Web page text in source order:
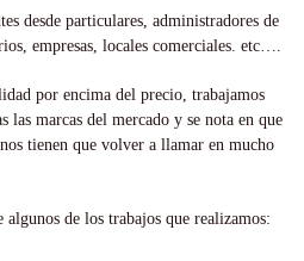
desde particulares, administradores de
empresas, locales comerciales. etc….
por encima del precio, trabajamos
las marcas del mercado y se nota en que
tienen que volver a llamar en mucho
de los trabajos que realizamos: